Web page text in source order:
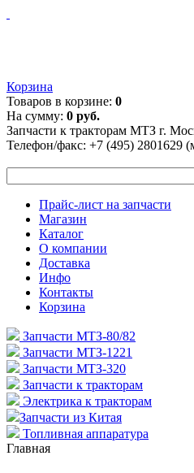
Корзина
Товаров в корзине: 0
На сумму: 0 руб.
Запчасти к тракторам МТЗ г.
Телефон/факс: +7 (495) 2801629
Прайс-лист на запчасти
Магазин
Каталог
О компании
Доставка
Инфо
Контакты
Корзина
Запчасти МТЗ-80/82
Запчасти МТЗ-1221
Запчасти МТЗ-320
Запчасти к тракторам
Электрика к тракторам
Запчасти из Китая
Топливная аппаратура
Главная